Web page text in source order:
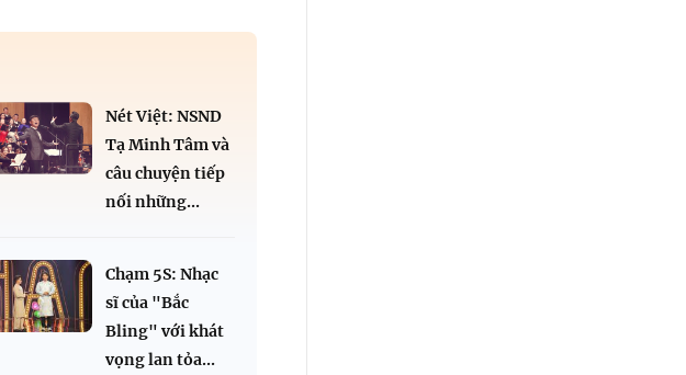
Nét Việt: NSND
Tạ Minh Tâm và
câu chuyện tiếp
nối những...
Chạm 5S: Nhạc
sĩ của "Bắc
Bling" với khát
vọng lan tỏa...